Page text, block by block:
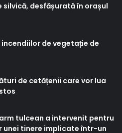
silvică, desfășurată în orașul
de vegetație de
de cetățenii care vor lua
tulcean a intervenit pentru
tinere implicate într-un